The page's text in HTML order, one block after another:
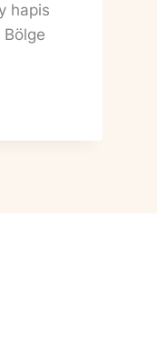
hapis
Bölge